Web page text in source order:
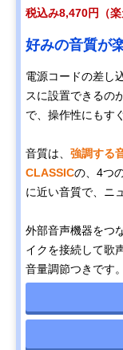
税込み8,470円（楽
好みの音質が
電源コードの差し
スに設置できるの
で、操作性にもす
音質は、 強調する
CLASSICの、4つ
に近い音質で、ニ
外部音声機器をつ
イクを接続して歌
音量調節つきです。